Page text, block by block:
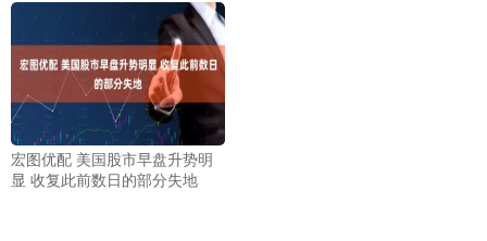
宏图优配 美国股市早盘升势明
显 收复此前数日的部分失地